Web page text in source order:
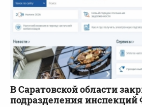
В Саратовской области
подразделения инспекций